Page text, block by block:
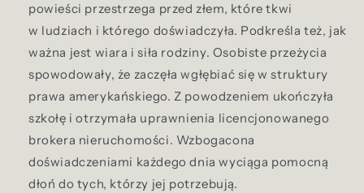
powieści przestrzega przed złem, które tkwi
w ludziach i którego doświadczyła. Podkreśla też, jak
ważna jest wiara i siła rodziny. Osobiste przeżycia
spowodowały, że zaczęła wgłębiać się w struktury
prawa amerykańskiego. Z powodzeniem ukończyła
szkołę i otrzymała uprawnienia licencjonowanego
brokera nieruchomości. Wzbogacona
doświadczeniami każdego dnia wyciąga pomocną
dłoń do tych, którzy jej potrzebują.